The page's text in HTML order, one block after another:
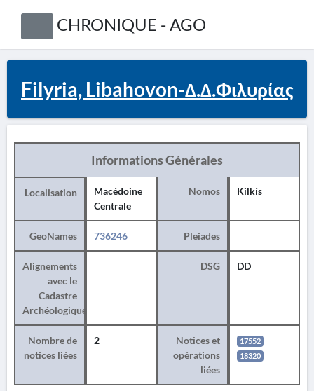
CHRONIQUE - AGO
Filyria, Libahovon-Δ.Δ.Φιλυρίας
Informations Générales
Localisation
Macédoine
Centrale
Nomos Kilkís
GeoNames 736246 Pleiades
Alignements
avec le
Cadastre
Archéologique
DSG DD
Nombre de
notices liées
2
Notices et
opérations
liées
17552
18320